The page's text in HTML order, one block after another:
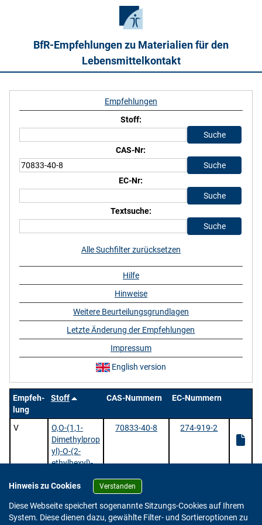
BfR-Empfehlungen zu Materialien für den
Lebensmittelkontakt
Empfeh-
lung
Stoff CAS-Nummern EC-Nummern
V
O,O-(1,1-
Dimethylprop
yl)-O-(2-
ethylhexyl)-
carbonat
70833-40-8 274-919-2
1 Stoffe | / 1 | Zeige pro Seite.
Empfehlungen
Stoff:
CAS-Nr:
EC-Nr:
Textsuche:
Alle Suchfilter zurücksetzen
Hilfe
Hinweise
Weitere Beurteilungsgrundlagen
Letzte Änderung der Empfehlungen
Impressum
English version
Hinweis zu Cookies Verstanden
Diese Webseite speichert sogenannte Sitzungs-Cookies auf Ihrem
System. Diese dienen dazu, gewählte Filter- und Sortieroptionen zu